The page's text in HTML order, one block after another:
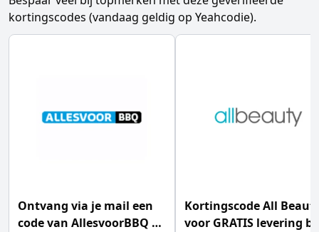
kortingscodes (vandaag geldig op Yeahcodie).
Ontvang via je mail een
code van AllesvoorBBQ en
Kortingscode All
voor GRATIS levering bij